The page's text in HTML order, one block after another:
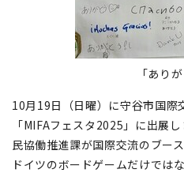
「あり
10月19日（日曜）に守谷市国際
「MIFAフェスタ2025」に出展
民協働推進課が国際交流のブース
ドイツのボードゲームだけでは